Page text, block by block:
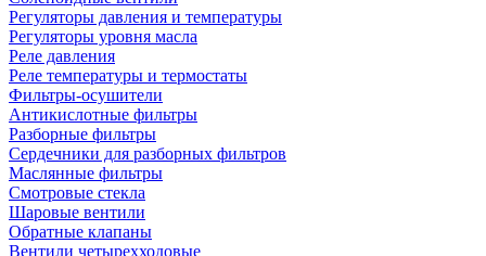
Регуляторы давления и температуры
Регуляторы уровня масла
Реле давления
Реле температуры и термостаты
Фильтры-осушители
Антикислотные фильтры
Разборные фильтры
Сердечники для разборных фильтров
Маслянные фильтры
Смотровые стекла
Шаровые вентили
Обратные клапаны
Вентили четырехходовые